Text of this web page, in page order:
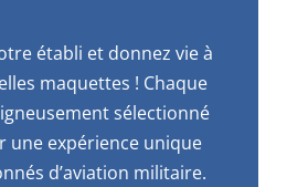
établi et donnez vie à
maquettes ! Chaque
sélectionné
une expérience unique
d’aviation militaire.